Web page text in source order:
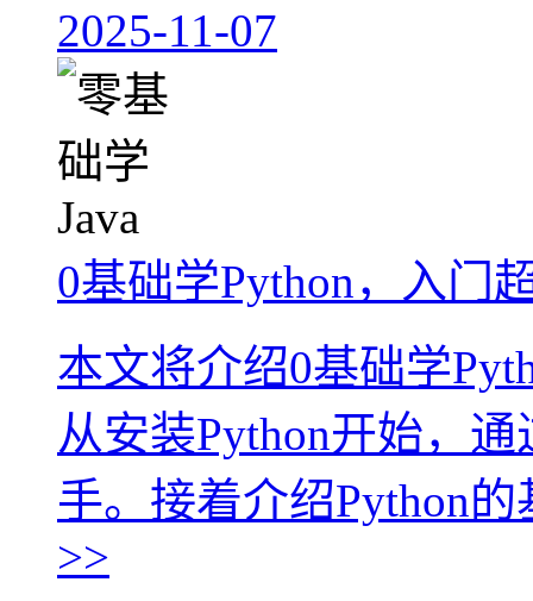
2025-11-07
0基础学Python，入门
本文将介绍0基础学
从安装Python开始，
手。接着介绍Python
>>